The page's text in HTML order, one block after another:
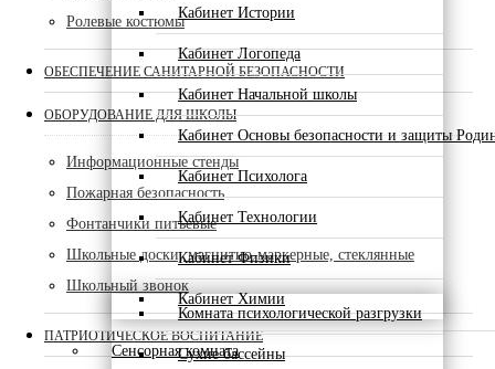
Кабинет Истории
Кабинет Логопеда
Кабинет Начальной школы
Кабинет Основы безопасности и защиты
Кабинет Психолога
Кабинет Технологии
Кабинет Физики
Кабинет Химии
Сенсорная комната
Комната психологической разгрузки
Сухие бассейны
Ролевые костюмы
ОБЕСПЕЧЕНИЕ САНИТАРНОЙ БЕЗОПАСНОСТИ
ОБОРУДОВАНИЕ ДЛЯ ШКОЛЫ
Информационные стенды
Пожарная безопасность
Фонтанчики питьевые
Школьные доски, магнитно-маркерные, стеклянные
Школьный звонок
ПАТРИОТИЧЕСКОЕ ВОСПИТАНИЕ